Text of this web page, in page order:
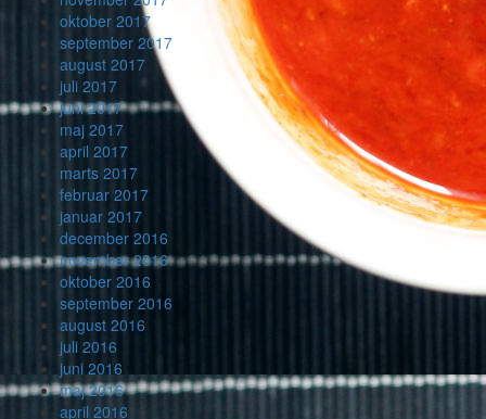
oktober 2017
september 2017
august 2017
juli 2017
juni 2017
maj 2017
april 2017
marts 2017
februar 2017
januar 2017
december 2016
november 2016
oktober 2016
september 2016
august 2016
juli 2016
juni 2016
maj 2016
april 2016